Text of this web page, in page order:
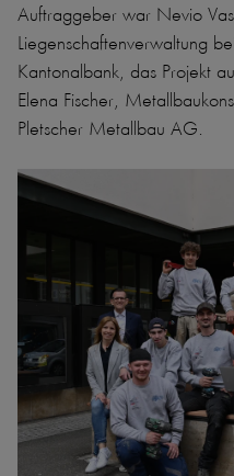
Auftraggeber war Nevio
Liegenschaftenverwaltung
Kantonalbank, das Projekt
Elena Fischer,
Pletscher Metallbau AG.